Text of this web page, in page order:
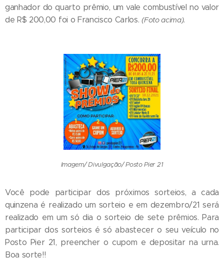
ganhador do quarto prêmio, um vale combustível no valor
de R$ 200,00 foi o Francisco Carlos. (Foto acima).
Imagem/ Divulgação/ Posto Pier 21
Você pode participar dos próximos sorteios, a cada
quinzena é realizado um sorteio e em dezembro/21 será
realizado em um só dia o sorteio de sete prêmios. Para
participar dos sorteios é só abastecer o seu veículo no
Posto Pier 21, preencher o cupom e depositar na urna.
Boa sorte!!